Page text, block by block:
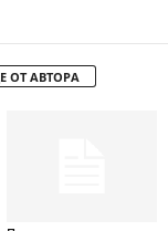
ОТ АВТОРА